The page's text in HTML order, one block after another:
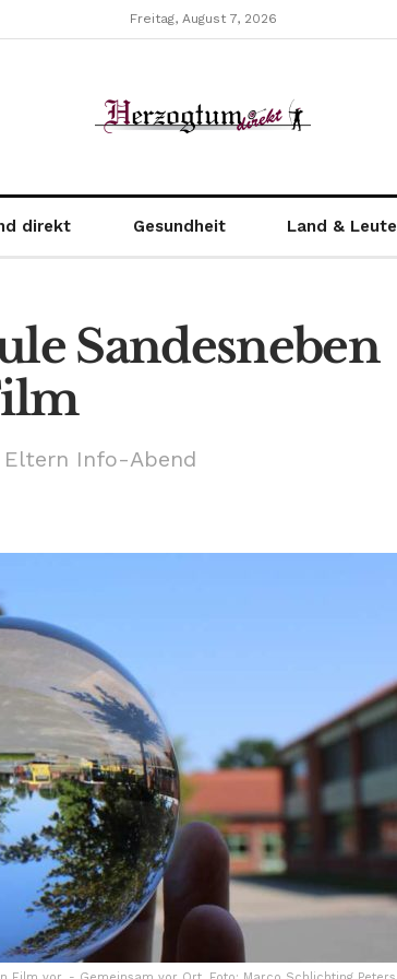
Freitag, August 7, 2026
direkt Gesundheit Land & Leute
Sandesneben
Eltern Info-Abend